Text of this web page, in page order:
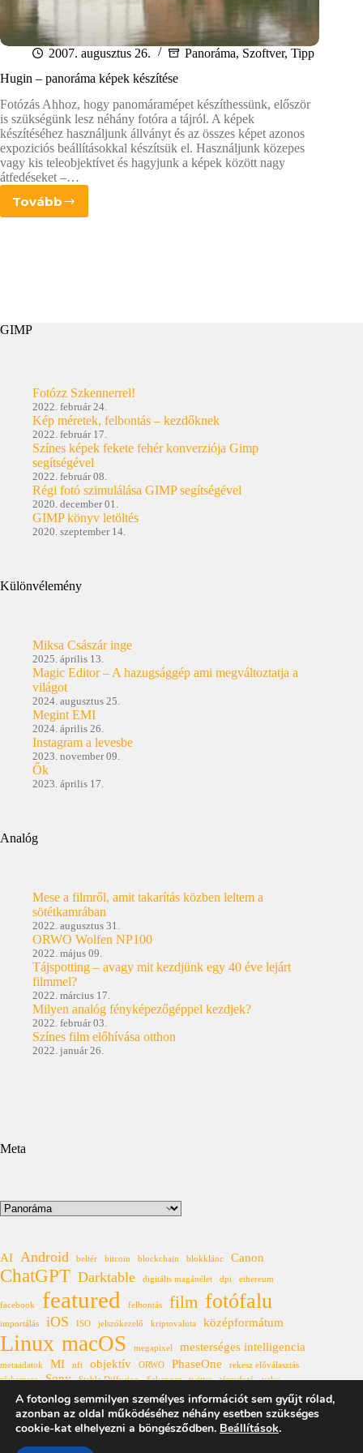
2007. augusztus 26. Panoráma, Szoftver, Tipp
Hugin – panoráma képek készítése
Fotózás Ahhoz, hogy panomáramépet készíthessünk, először
is szükségünk lesz néhány fotóra a tájról. A képek
készítéséhez használjunk állványt és az összes képet azonos
expoziciós beállításokkal készítsük el. Használjunk közepes
vagy kis teleobjektívet és hagyjunk a képek között nagy
átfedéseket –…
Tovább
Hugin
GIMP
Fotózz Szkennerrel!
2022. február 24.
Kép méretek, felbontás – kezdőknek
2022. február 17.
Színes képek fekete fehér konverziója Gimp
segítségével
2022. február 08.
Régi fotó szimulálása GIMP segítségével
2020. december 01.
GIMP könyv letöltés
2020. szeptember 14.
Különvélemény
Miksa Császár inge
2025. április 13.
Magic Editor – A hazugsággép ami megváltoztatja a
világot
2024. augusztus 25.
Megint EMI
2024. április 26.
Instagram a levesbe
2023. november 09.
Ők
2023. április 17.
Analóg
Mese a filmről, amit takarítás közben leltem a
sötétkamrában
2022. augusztus 31.
ORWO Wolfen NP100
2022. május 09.
Tájspotting – avagy mit kezdjünk egy 40 éve lejárt
filmmel?
2022. március 17.
Milyen analóg fényképezőgéppel kezdjek?
2022. február 03.
Színes film előhívása otthon
2022. január 26.
Meta
Kategóriák
AI Android beltér bitcoin blockchain blokklánc Canon
ChatGPT Darktable digitális magánélet dpi ethereum
facebook featured felbontás film fotófalu
importálás iOS ISO jelszókezelő kriptovaluta középformátum
Linux macOS megapixel mesterséges intelligencia
metaadatok MI nft objektív ORWO PhaseOne
rekesz előválasztás
réskamera
Sony Stable Diffusion Szkenner twitter tárgyfotó vaku
Windows XF állóhívás űrkutatás
Fotonlog 2007-2025★ Az itt található tartalmak aCreative
Commons Nevezd meg! - Így add tovább! 4.0 Nemzetközi
A fotonlog semmilyen személyes információt sem gyűjt rólad,
azonban az oldal működéséhez néhány esetben szükséges
cookie-kat elhelyezni a böngésződben. Beállítások.